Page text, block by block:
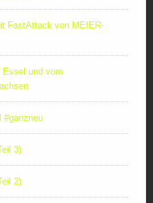
FastAttack von MEIER-
Essel und vom
#ganzneu
3)
2)